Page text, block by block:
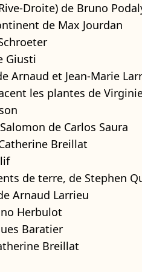
Droite) de Bruno
de Max Jourdan
Giusti
Arnaud et Jean-Marie
les plantes de
de Carlos Saura
Breillat
de terre, de Stephen
Arnaud Larrieu
Herbulot
Baratier
Breillat